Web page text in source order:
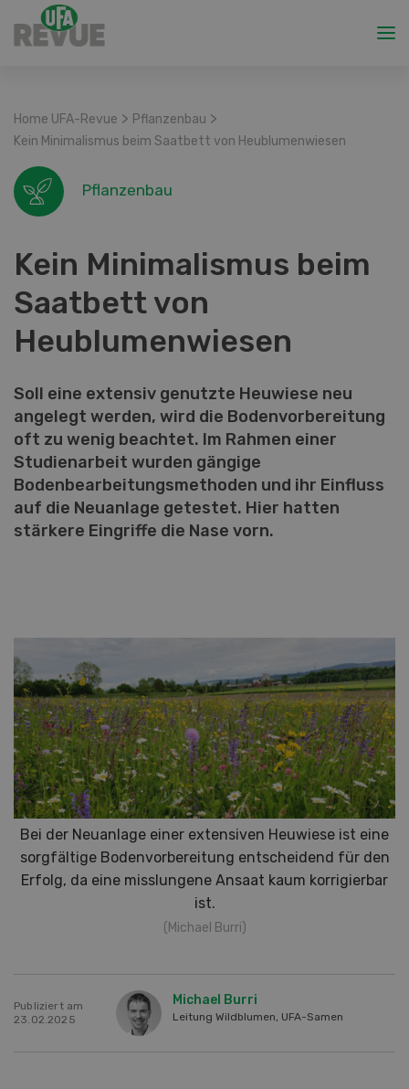
Home UFA-Revue > Pflanzenbau >
Kein Minimalismus beim Saatbett von Heublumenwiesen
Pflanzenbau
Kein Minimalismus beim
Saatbett von
Heublumenwiesen
Soll eine extensiv genutzte Heuwiese neu
angelegt werden, wird die Bodenvorbereitung
oft zu wenig beachtet. Im Rahmen einer
Studienarbeit wurden gängige
Bodenbearbeitungsmethoden und ihr Einfluss
auf die Neuanlage getestet. Hier hatten
stärkere Eingriffe die Nase vorn.
Bei der Neuanlage einer extensiven Heuwiese ist eine
sorgfältige Bodenvorbereitung entscheidend für den
Erfolg, da eine misslungene Ansaat kaum korrigierbar
ist.
(Michael Burri)
Publiziert am
23.02.2025
Michael Burri
Leitung Wildblumen, UFA-Samen